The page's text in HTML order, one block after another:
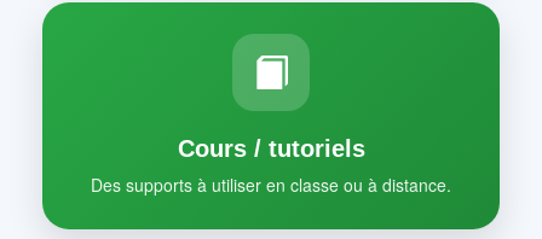
Cours / tutoriels
Des supports à utiliser en classe ou à distance.